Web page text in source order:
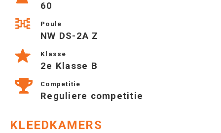
60
Poule
NW DS-2A Z
Klasse
2e Klasse B
Competitie
Reguliere competitie
KLEEDKAMERS